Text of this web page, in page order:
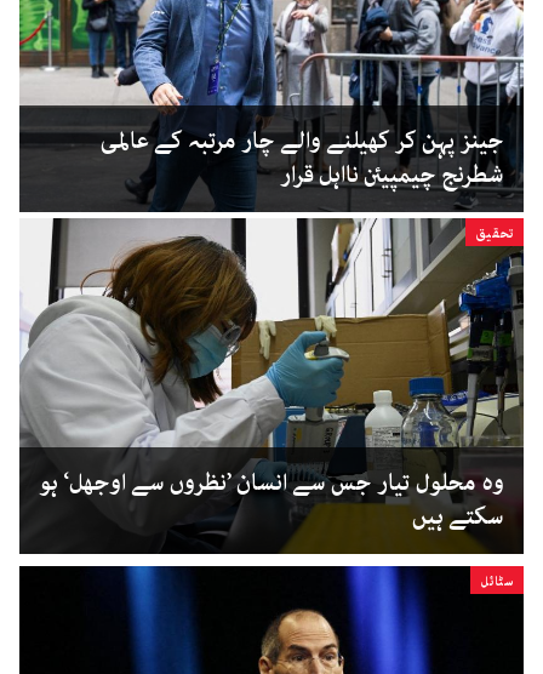
جینز پہن کر کھیلنے والے چار مرتبہ کے عالمی
شطرنج چیمپیئن نااہل قرار
تحقیق
وہ محلول تیار جس سے انسان ’نظروں سے اوجھل‘ ہو
سکتے ہیں
سٹائل